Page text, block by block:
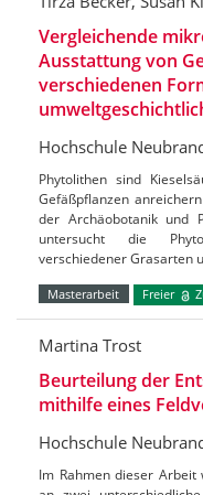
Vergleichende
Ausstattung von
verschiedenen
Hochschule
Phytolithen sind
Gefäßpflanzen
der Archäobotanik und
untersucht die
verschiedener Grasarten
Masterarbeit Freier
Martina Trost
Beurteilung der
mithilfe eines
Hochschule
Im Rahmen dieser